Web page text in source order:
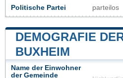
Politische Partei parteilos
DEMOGRAFIE
BUXHEIM
Name der Einwohner
der Gemeinde